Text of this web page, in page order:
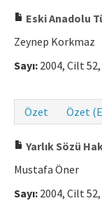
Eski Anadolu
Zeynep Korkmaz
Sayı: 2004, Cilt 52,
Özet
Özet
Yarlık Sözü
Mustafa Öner
Sayı: 2004, Cilt 52,